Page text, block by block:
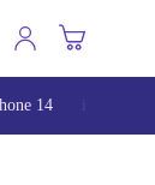
14 iPhone 15